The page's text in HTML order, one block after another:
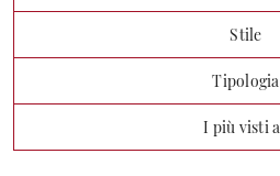
Stile
Tipologia
I più visti